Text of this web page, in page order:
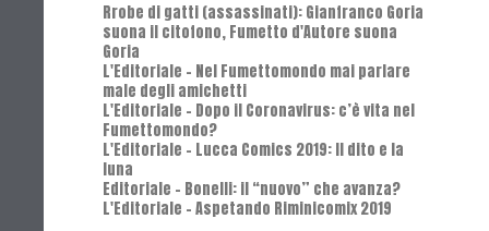
Rrobe di gatti (assassinati): Gianfranco Goria
suona il citofono, Fumetto d'Autore suona
Goria
L'Editoriale - Nel Fumettomondo mai parlare
male degli amichetti
L'Editoriale - Dopo il Coronavirus: c’è vita nel
Fumettomondo?
L'Editoriale - Lucca Comics 2019: Il dito e la
luna
Editoriale - Bonelli: il “nuovo” che avanza?
L'Editoriale - Aspetando Riminicomix 2019